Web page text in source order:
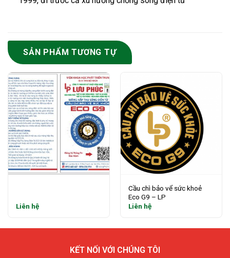
SẢN PHẨM TƯƠNG TỰ
Liên hệ
Cầu chì bảo vể sức khoẻ
Eco G9 – LP
Liên hệ
KẾT NỐI VỚI CHÚNG TÔI